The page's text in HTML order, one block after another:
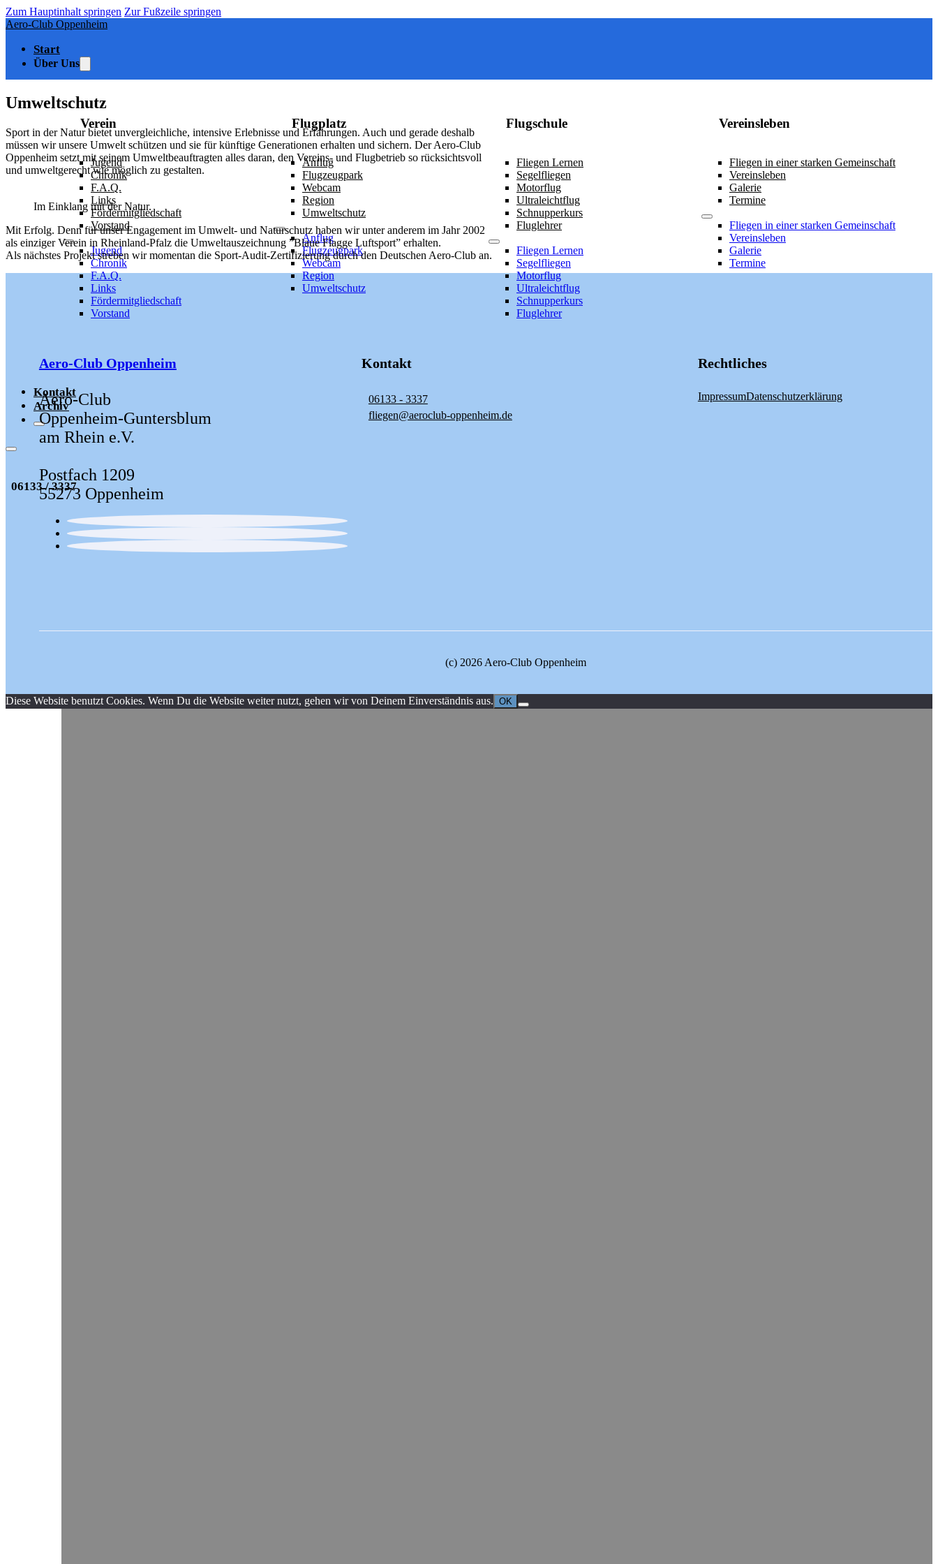
Zum Hauptinhalt springen Zur Fußzeile springen
Aero-Club Oppenheim
Start
Über Uns
Verein
Jugend
Chronik
F.A.Q.
Links
Fördermitgliedschaft
Vorstand
Jugend
Chronik
F.A.Q.
Links
Fördermitgliedschaft
Vorstand
Flugplatz
Anflug
Flugzeugpark
Webcam
Region
Umweltschutz
Anflug
Flugzeugpark
Webcam
Region
Umweltschutz
Flugschule
Fliegen Lernen
Segelfliegen
Motorflug
Ultraleichtflug
Schnupperkurs
Fluglehrer
Fliegen Lernen
Segelfliegen
Motorflug
Ultraleichtflug
Schnupperkurs
Fluglehrer
Vereinsleben
Fliegen in einer starken Gemeinschaft
Vereinsleben
Galerie
Termine
Fliegen in einer starken Gemeinschaft
Vereinsleben
Galerie
Termine
Kontakt
Archiv
06133 / 3337
Umweltschutz
Sport in der Natur bietet unvergleichliche, intensive Erlebnisse und Erfahrungen. Auch und gerade deshalb
müssen wir unsere Umwelt schützen und sie für künftige Generationen erhalten und sichern. Der Aero-Club
Oppenheim setzt mit seinem Umweltbeauftragten alles daran, den Vereins- und Flugbetrieb so rücksichtsvoll
und umweltgerecht wie möglich zu gestalten.
Im Einklang mit der Natur.
Mit Erfolg. Denn für unser Engagement im Umwelt- und Naturschutz haben wir unter anderem im Jahr 2002
als einziger Verein in Rheinland-Pfalz die Umweltauszeichnung ”Blaue Flagge Luftsport” erhalten.
Als nächstes Projekt streben wir momentan die Sport-Audit-Zertifizierung durch den Deutschen Aero-Club an.
Aero-Club Oppenheim
Aero-Club
Oppenheim-Guntersblum
am Rhein e.V.
Postfach 1209
55273 Oppenheim
Kontakt
06133 - 3337
fliegen@aeroclub-oppenheim.de
Rechtliches
ImpressumDatenschutzerklärung
(c) 2026 Aero-Club Oppenheim
Diese Website benutzt Cookies. Wenn Du die Website weiter nutzt, gehen wir von Deinem Einverständnis aus. OK